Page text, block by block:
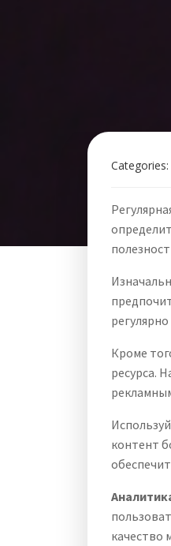
Categories:
Кроме
ресурса.
контент
качество